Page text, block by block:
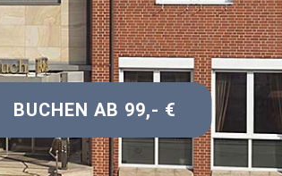
BUCHEN AB 99,- €